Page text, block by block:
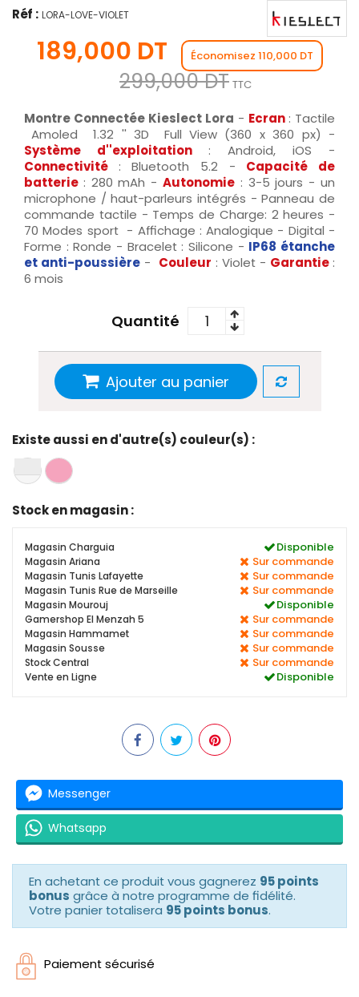
Réf : LORA-LOVE-VIOLET
189,000 DT Économisez 110,000 DT
299,000 DT TTC
Montre Connectée Kieslect Lora - Ecran : Tactile
Amoled
1.32 '' 3D Full View (360 x 360 px) -
Système d''exploitation : Android, iOS -
Connectivité : Bluetooth 5.2 - Capacité de
batterie : 280 mAh -Autonomie : 3-5 jours - un
microphone / haut-parleurs intégrés - Panneau de
commande tactile - Temps de Charge: 2 heures -
70 Modes sport - Affichage : Analogique - Digital -
Forme : Ronde - Bracelet : Silicone - IP68 étanche
et anti-poussière - Couleur : Violet - Garantie :
6 mois
Quantité
Ajouter au panier
Existe aussi en d'autre(s) couleur(s) :
Stock en magasin :
Magasin Charguia Disponible
Magasin Ariana Sur commande
Magasin Tunis Lafayette Sur commande
Magasin Tunis Rue de Marseille Sur commande
Magasin Mourouj Disponible
Gamershop El Menzah 5 Sur commande
Magasin Hammamet Sur commande
Magasin Sousse Sur commande
Stock Central Sur commande
Vente en Ligne Disponible
Messenger
Whatsapp
En achetant ce produit vous gagnerez 95 points
bonus grâce à notre programme de fidélité.
Votre panier totalisera 95 points bonus.
Paiement sécurisé